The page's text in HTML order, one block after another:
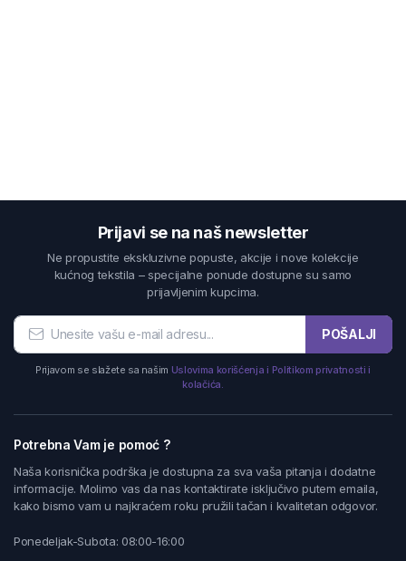
Prijavi se na naš newsletter
Ne propustite ekskluzivne popuste, akcije i nove kolekcije
kućnog tekstila – specijalne ponude dostupne su samo
prijavljenim kupcima.
POŠALJI
Prijavom se slažete sa našim Uslovima korišćenja i Politikom privatnosti i
kolačića.
Potrebna Vam je pomoć ?
Naša korisnička podrška je dostupna za sva vaša pitanja i dodatne
informacije. Molimo vas da nas kontaktirate isključivo putem emaila,
kako bismo vam u najkraćem roku pružili tačan i kvalitetan odgovor.
Ponedeljak-Subota: 08:00-16:00